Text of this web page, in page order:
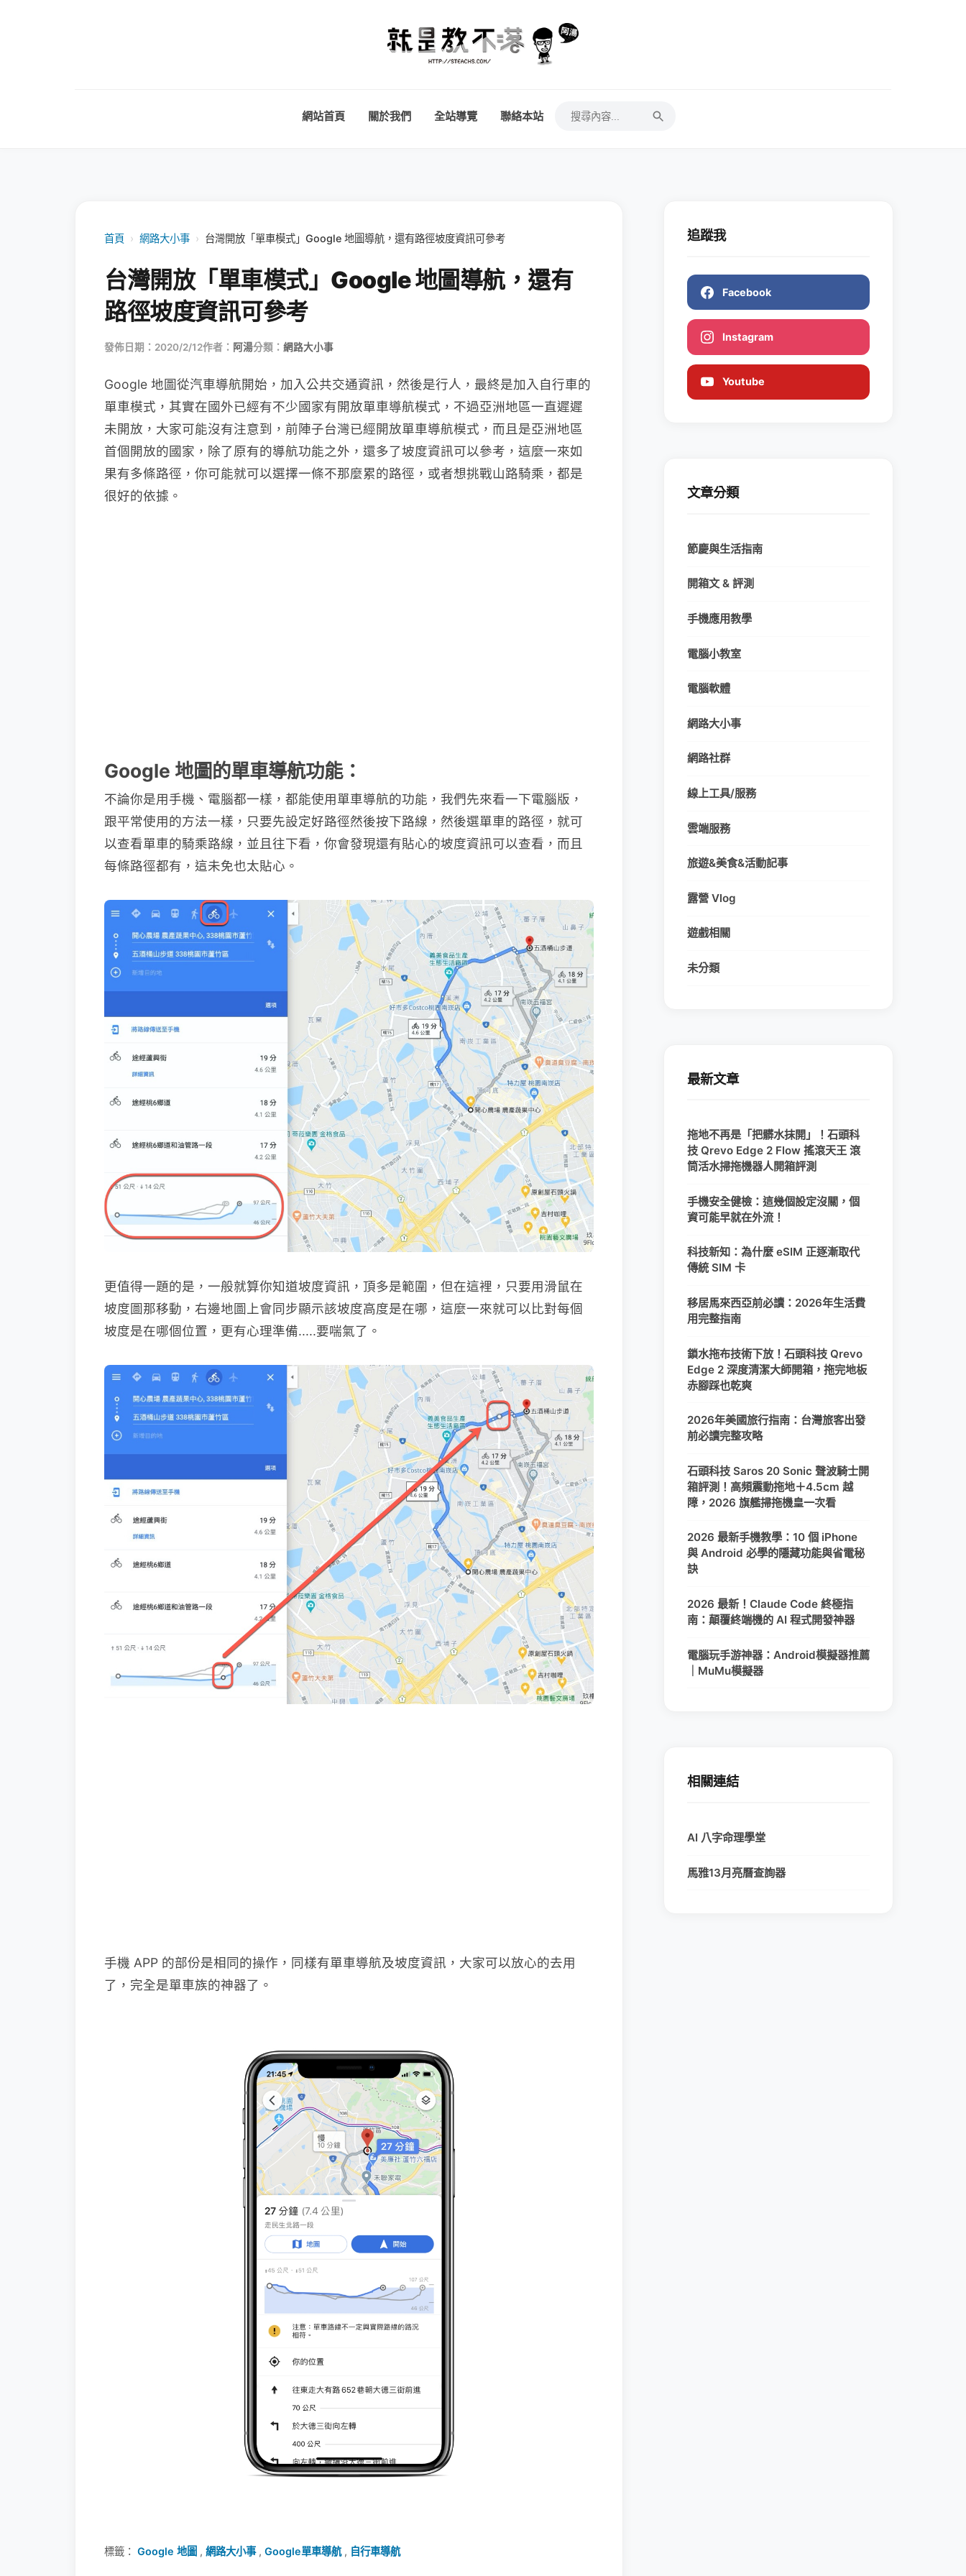
網站首頁 關於我們 全站導覽 聯絡本站
首頁 › 網路大小事 › 台灣開放「單車模式」Google 地圖導航，還有路徑坡度資訊可參考
台灣開放「單車模式」Google 地圖導航，還有
路徑坡度資訊可參考
發佈日期：2020/2/12作者： 阿湯分類： 網路大小事
Google 地圖從汽車導航開始，加入公共交通資訊，然後是行人，最終是加入自行車的
單車模式，其實在國外已經有不少國家有開放單車導航模式，不過亞洲地區一直遲遲
未開放，大家可能沒有注意到，前陣子台灣已經開放單車導航模式，而且是亞洲地區
首個開放的國家，除了原有的導航功能之外，還多了坡度資訊可以參考，這麼一來如
果有多條路徑，你可能就可以選擇一條不那麼累的路徑，或者想挑戰山路騎乘，都是
很好的依據。
Google 地圖的單車導航功能：
不論你是用手機、電腦都一樣，都能使用單車導航的功能，我們先來看一下電腦版，
跟平常使用的方法一樣，只要先設定好路徑然後按下路線，然後選單車的路徑，就可
以查看單車的騎乘路線，並且往下看，你會發現還有貼心的坡度資訊可以查看，而且
每條路徑都有，這未免也太貼心。
更值得一題的是，一般就算你知道坡度資訊，頂多是範圍，但在這裡，只要用滑鼠在
坡度圖那移動，右邊地圖上會同步顯示該坡度高度是在哪，這麼一來就可以比對每個
坡度是在哪個位置，更有心理準備.....要喘氣了。
手機 APP 的部份是相同的操作，同樣有單車導航及坡度資訊，大家可以放心的去用
了，完全是單車族的神器了。
標籤： Google 地圖 , 網路大小事, Google單車導航, 自行車導航
追蹤我
Facebook
Instagram
Youtube
文章分類
節慶與生活指南
開箱文 & 評測
手機應用教學
電腦小教室
電腦軟體
網路大小事
網路社群
線上工具/服務
雲端服務
旅遊&美食&活動記事
露營 Vlog
遊戲相關
未分類
最新文章
拖地不再是「把髒水抹開」！石頭科
技 Qrevo Edge 2 Flow 搖滾天王 滾
筒活水掃拖機器人開箱評測
手機安全健檢：這幾個設定沒關，個
資可能早就在外流！
科技新知：為什麼 eSIM 正逐漸取代
傳統 SIM 卡
移居馬來西亞前必讀：2026年生活費
用完整指南
鎖水拖布技術下放！石頭科技 Qrevo
Edge 2 深度清潔大師開箱，拖完地板
赤腳踩也乾爽
2026年美國旅行指南：台灣旅客出發
前必讀完整攻略
石頭科技 Saros 20 Sonic 聲波騎士開
箱評測！高頻震動拖地＋4.5cm 越
障，2026 旗艦掃拖機皇一次看
2026 最新手機教學：10 個 iPhone
與 Android 必學的隱藏功能與省電秘
訣
2026 最新！Claude Code 終極指
南：顛覆終端機的 AI 程式開發神器
電腦玩手游神器：Android模擬器推薦
｜MuMu模擬器
相關連結
AI 八字命理學堂
馬雅13月亮曆查詢器